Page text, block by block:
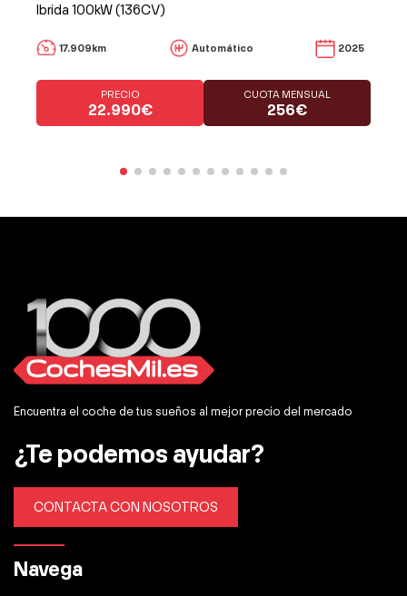
Ibrida 100kW (136CV)
17.909km Automático 2025
PRECIO
22.990€
CUOTA MENSUAL
256€
Encuentra el coche de tus sueños al mejor precio del mercado
¿Te podemos ayudar?
CONTACTA CON NOSOTROS
Navega